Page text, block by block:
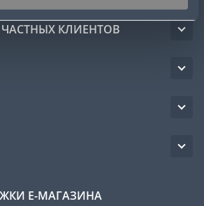
КЛИЕНТОВ
Е-МАГАЗИНА